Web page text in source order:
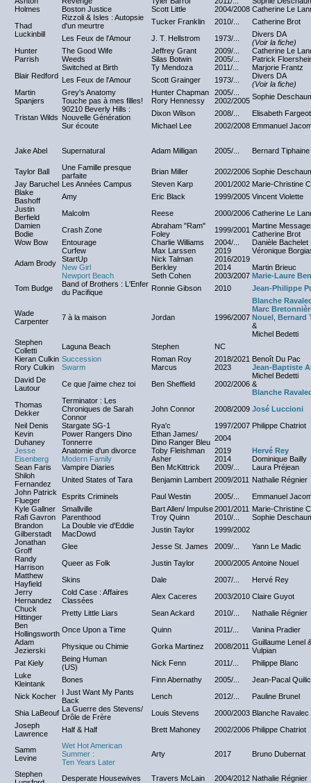
Holmes
Boston Justice
Scott Little 2004/2008 Catherine Le
Thad
Luckinbill
Rizzoli & Isles : Autopsie
d'un meurtre
Tucker Franklin 2010/...
Catherine Brot
Les Feux de l'Amour
J. T. Hellstrom 1973/...
Divers DA
(Voir la fiche)
Hunter
Parrish
The Good Wife Jeffrey Grant 2009/...
Catherine Le
Weeds
Silas Botwin 2005/...
Patrick
Blair Redford
Switched at Birth Ty Mendoza 2011/...
Marjorie Frantz
Les Feux de l'Amour
Scott Grainger 1973/...
Divers DA
(Voir la fiche)
Martin
Spanjers
Grey's Anatomy Hunter Chapman 2005/... Sophie
Touche pas à mes filles! Rory Hennessy
2002/2005
Tristan Wilds
90210 Beverly Hills :
Nouvelle Génération
Dixon Wilson 2008/...
Elisabeth Fargeot
Sur écoute
Michael Lee 2002/2008 Emmanuel
Jake Abel Supernatural Adam Milligan 2005/... Bernard Tiphaine
Taylor Ball
Une Famille presque
parfaite
Brian Miller 2002/2006 Sophie
Jay Baruchel Les Années Campus Steven Karp 2001/2002 Marie-Christine
Blake
Bashoff
Amy Eric Black 1999/2005 Vincent Violette
Justin
Berfield
Malcolm Reese 2000/2006 Catherine Le
Damien
Bodie
Crash Zone
Abraham "Ram"
Foley
1999/2001 Martine
Catherine Brot
Wow Bow
Entourage Charlie Williams 2004/... Danièle Bachelet
Adam Brody
Curfew Max Larssen 2019
Véronique
StartUp
Nick Talman 2016/2019
New Girl
Berkley 2014
Martin Brieuc
Newport Beach
Seth Cohen 2003/2007 Marie-Laure
Tom Budge
Band of Brothers : L'Enfer
du Pacifique
Ronnie Gibson 2010 Jean-Philippe
Wade
Carpenter
7 à la maison Jordan 1996/2007
Blanche
Marc
Nouel Bernard
&
Michel Bedetti
Stephen
Colletti
Laguna Beach Stephen NC
Kieran Culkin Succession Roman Roy 2018/2021 Benoît Du Pac
Rory Culkin
Swarm Marcus 2023
Jean-Baptiste
David De
Lautour
Ce que j'aime chez toi Ben Sheffield 2002/2006
Michel Bedetti
&
Blanche
Thomas
Dekker
Terminator : Les
Chroniques de Sarah
Connor
John Connor 2008/2009 José Luccioni
Neil Denis
Stargate SG-1 Rya'c 1997/2007 Philippe Chatriot
Kevin
Duhaney
Power Rangers Dino
Tonnerre
Ethan James/
Dino Ranger Bleu 2004
Jesse
Eisenberg
Anatomie d'un divorce Toby Fleishman 2019
Hervé Rey
Modern Family
Asher 2014
Dominique Bailly
Sean Faris
Vampire Diaries Ben McKittrick 2009/...
Laura Préjean
Shiloh
Fernandez
United States of Tara Benjamin Lambert 2009/2011 Nathalie Régnier
John Patrick
Flueger
Esprits Criminels Paul Westin 2005/...
Emmanuel
Kyle Gallner
Smallville Bart Allen/ Impulse2001/2011 Marie-Christine
Rafi Gavron
Parenthood Troy Quinn 2010/...
Sophie
Brandon
Gilberstadt
La Double vie d'Eddie
MacDowd
Justin Taylor 1999/2002
Jonathan
Groff
Glee Jesse St. James 2009/...
Yann Le Madic
Randy
Harrison
Queer as Folk Justin Taylor 2000/2005 Antoine Nouel
Matthew
Hayfield
Skins Dale 2007/...
Hervé Rey
Jerry
Hernandez
Cold Case : Affaires
Classées
Alex Caceres 2003/2010 Claire Guyot
Chuck
Hittinger
Pretty Little Liars Sean Ackard 2010/...
Nathalie Régnier
Ben
Hollingsworth Once Upon a Time Quinn 2011/...
Vanina Pradier
Adam
Jezierski
Physique ou Chimie Gorka Martinez 2008/2011 Guillaume Lenel
Vulpian
Pat Kiely
Being Human
(US)
Nick Fenn 2011/...
Philippe Blanc
Luke
Kleintank
Bones Finn Abernathy 2005/...
Jean-Pacal
Nick Kocher
I Just Want My Pants
Back
Lench 2012/...
Pauline Brunel
Shia LaBeouf La Guerre des Stevens/
Drôle de Frère
Louis Stevens 2000/2003 Blanche Ravalec
Joseph
Lawrence
Half & Half Brett Mahoney 2002/2006 Philippe Chatriot
Samm
Levine
Wet Hot American
Summer :
Ten Years Later
Arty 2017 Bruno Dubernat
Stephen
Desperate Housewives Travers McLain 2004/2012 Nathalie Régnier